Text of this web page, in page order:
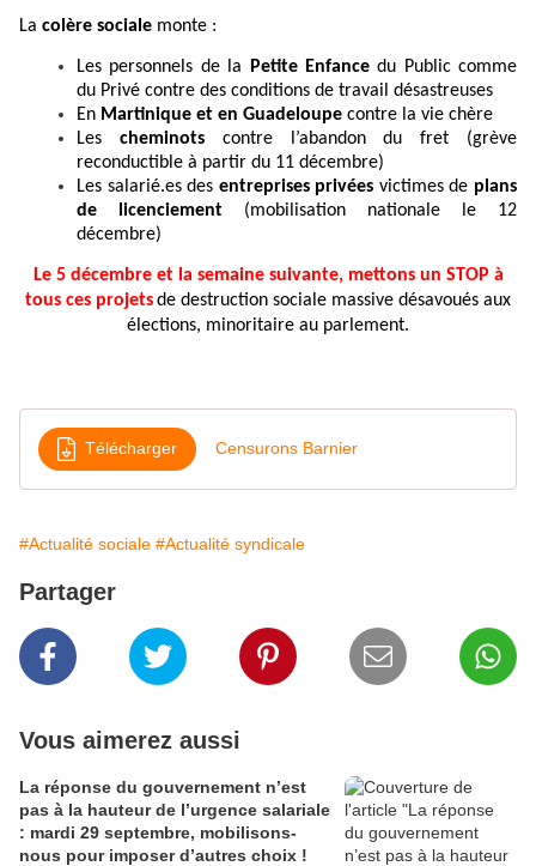
La colère sociale monte :
Les personnels de la Petite Enfancedu Public comme
du Privé contre des conditions de travail désastreuses
En Martinique et en Guadeloupe contre la vie chère
Les cheminots contre l’abandon du fret (grève
reconductible à partir du 11 décembre)
Les salarié.es des entreprises privées victimes de plans
de licenciement (mobilisation nationale le 12
décembre)
Le 5 décembre et la semaine suivante, mettons un STOP à
tous ces projetsde destruction sociale massive désavoués aux
élections, minoritaire au parlement.
Télécharger Censurons Barnier
#Actualité sociale #Actualité syndicale
Partager
Vous aimerez aussi
La réponse du gouvernement n’est
pas à la hauteur de l’urgence salariale
: mardi 29 septembre, mobilisons-
nous pour imposer d’autres choix !